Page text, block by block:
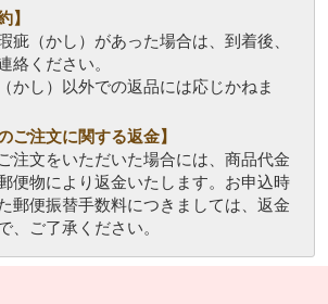
】
疵（かし）があった場合は、到着後、
絡ください。
かし）以外での返品には応じかねま
ご注文に関する返金】
注文をいただいた場合には、商品代金
便物により返金いたします。お申込時
郵便振替手数料につきましては、返金
、ご了承ください。